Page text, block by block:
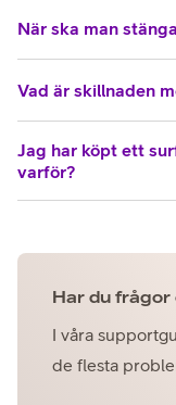
När ska man
Vad är skillnaden
Jag har köpt ett
varför?
Har du
I våra
de flesta